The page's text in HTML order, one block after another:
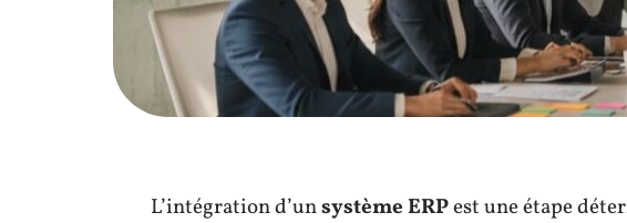
L’intégration d’unsystème ERPest une étape